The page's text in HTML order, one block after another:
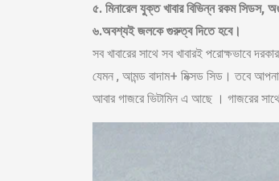
৫. মিনারেল যুক্ত খাবার বিভিন্ন রকম সিডস,
৬.অবশ্যই জলকে গুরুত্ব দিতে হবে।
সব খাবারের সাথে সব খাবারই পরোক্ষভাবে
যেমন , আমন্ড বাদাম+ মিক্সড সিড। তবে
আবার গাজরে ভিটামিন এ আছে । গাজরের